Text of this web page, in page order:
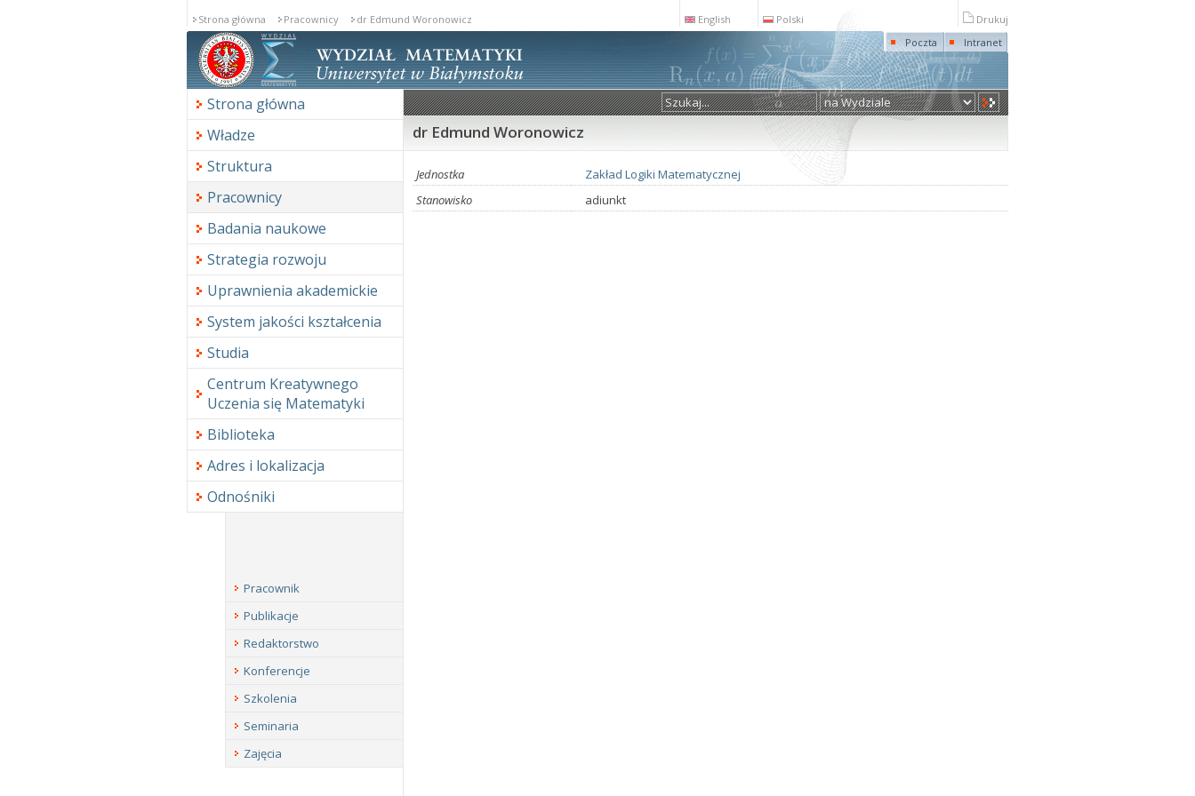
Strona główna Pracownicy dr Edmund Woronowicz English Polski
Drukuj
Poczta
Intranet
Strona główna
Władze
Struktura
Pracownicy
Badania naukowe
Strategia rozwoju
Uprawnienia akademickie
System jakości kształcenia
Studia
Centrum Kreatywnego
Uczenia się Matematyki
Biblioteka
Adres i lokalizacja
Odnośniki
dr Edmund Woronowicz
Jednostka
Zakład Logiki Matematycznej
Stanowisko
adiunkt
Pracownik
Publikacje
Redaktorstwo
Konferencje
Szkolenia
Seminaria
Zajęcia